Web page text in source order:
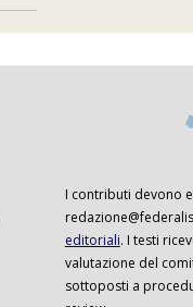
I contributi devono
editoriali. I testi
valutazione del
sottoposti a